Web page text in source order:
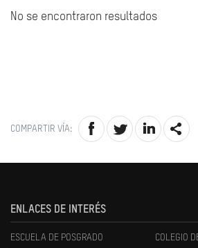
No se encontraron resultados
COMPARTIR VÍA:
ENLACES DE INTERÉS
ESCUELA DE POSGRADO COLEGIO